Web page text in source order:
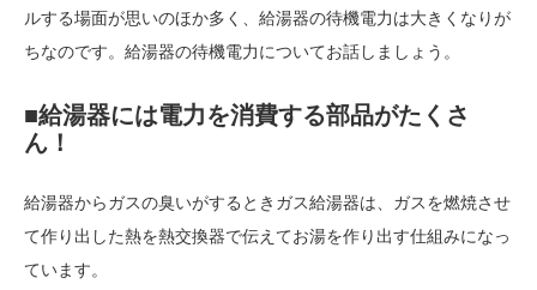
ルする場面が思いのほか多く、給湯器の待機電力は大きくなりが
ちなのです。給湯器の待機電力についてお話しましょう。
■給湯器には電力を消費する部品がたくさ
ん！
給湯器からガスの臭いがするときガス給湯器は、ガスを燃焼させ
て作り出した熱を熱交換器で伝えてお湯を作り出す仕組みになっ
ています。